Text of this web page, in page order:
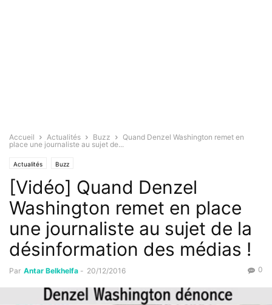
Accueil Actualités Buzz
Quand Denzel Washington remet en
place une journaliste au sujet de...
Actualités Buzz
[Vidéo] Quand Denzel
Washington remet en place
une journaliste au sujet de la
désinformation des médias !
Par Antar Belkhelfa - 20/12/2016 0